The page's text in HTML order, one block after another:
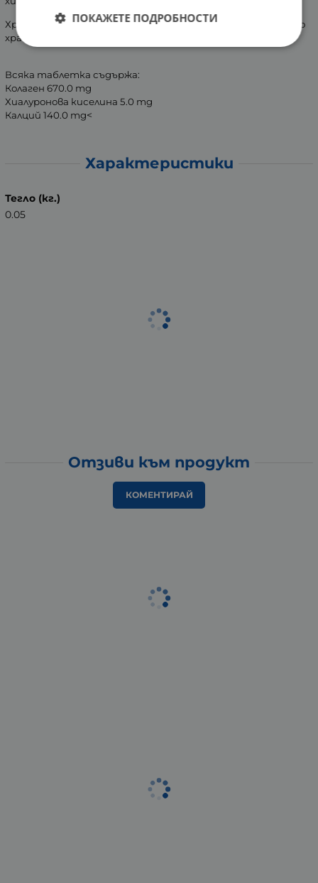
Хранителна добавка, не е заместител на разнообразното
хранене.
Всяка таблетка съдържа:
Колаген 670.0 mg
Хиалуронова киселина 5.0 mg
Калций 140.0 mg<
Характеристики
Тегло (кг.)
0.05
Отзиви към продукт
КОМЕНТИРАЙ
ПОКАЖЕТЕ ПОДРОБНОСТИ